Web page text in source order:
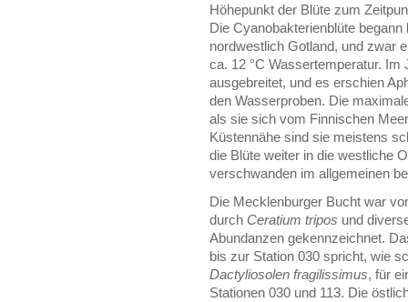
Höhepunkt der Blüte zum
Die Cyanobakterienblüte
nordwestlich Gotland, und zwar
ca. 12 °C Wassertemperatur.
ausgebreitet, und es erschien
den Wasserproben. Die
als sie sich vom Finnischen
Küstennähe sind sie meistens
die Blüte weiter in die westliche
verschwanden im allgemeinen
Die Mecklenburger Bucht war
durch Ceratium tripos und
Abundanzen gekennzeichnet.
bis zur Station 030 spricht, wie
Dactyliosolen fragilissimus, für
Stationen 030 und 113. Die